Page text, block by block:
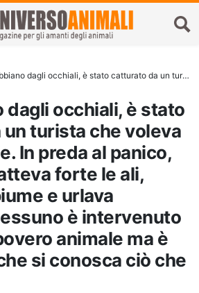
catturato da un turista che voleva farsi un selfie. In preda al panico, l’animale sbatteva forte le ali, perdeva le piume e urlava disperato. Nessuno è intervenuto in aiuto del povero animale ma è importante che si conosca ciò che accaduto.
dagli occhiali, è stato
turista che voleva
In preda al panico,
forte le ali,
e urlava
è intervenuto
animale ma è
si conosca ciò che